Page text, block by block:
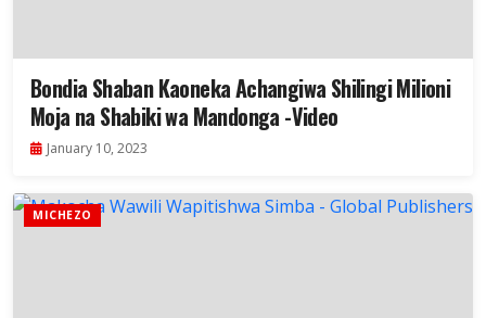
Bondia Shaban Kaoneka Achangiwa Shilingi Milioni
Moja na Shabiki wa Mandonga -Video
January 10, 2023
MICHEZO